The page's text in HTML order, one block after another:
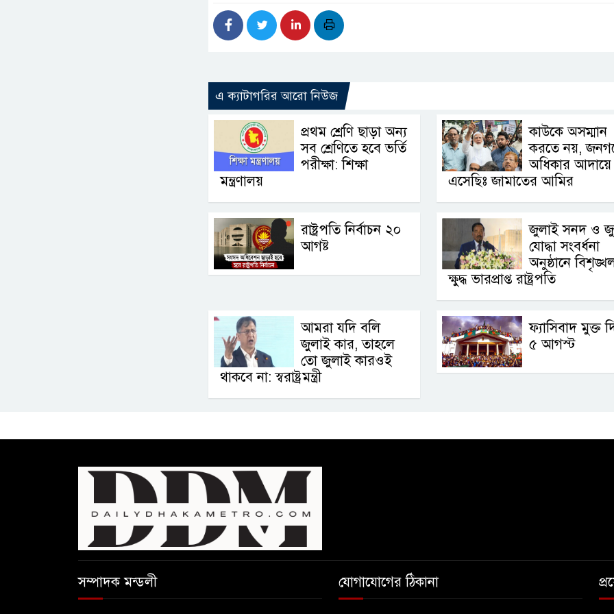
এ ক্যাটাগরির আরো নিউজ
প্রথম শ্রেণি ছাড়া অন্য
সব শ্রেণিতে হবে ভর্তি
পরীক্ষা: শিক্ষা
মন্ত্রণালয়
কাউকে অসম্মান
করতে নয়,
অধিকার আদায়ে
এসেছিঃ জামাতের আমির
রাষ্ট্রপতি নির্বাচন ২০
আগষ্ট
জুলাই সনদ ও
যোদ্ধা সংবর্ধনা
অনুষ্ঠানে
ক্ষুদ্ধ ভারপ্রাপ্ত রাষ্ট্রপতি
আমরা যদি বলি
জুলাই কার, তাহলে
তো জুলাই কারওই
থাকবে না: স্বরাষ্ট্রমন্ত্রী
ফ্যাসিবাদ মুক্ত
৫ আগস্ট
সম্পাদক মন্ডলী যোগাযোগের ঠিকানা